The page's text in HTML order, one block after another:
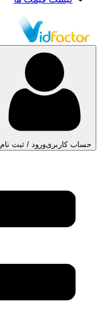
حساب کاربریورود / ثبت نام